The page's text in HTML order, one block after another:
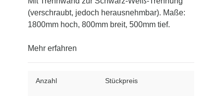
(verschraubt, jedoch herausnehmbar). Maße:
1800mm hoch, 800mm breit, 500mm tief.
Mehr erfahren
Anzahl Stückpreis